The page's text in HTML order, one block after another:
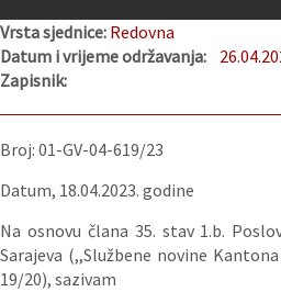
Vrsta sjednice: Redovna
Datum i vrijeme održavanja:
Zapisnik:
Broj: 01-GV-04-619/23
Datum, 18.04.2023. godine
Na osnovu člana 35. stav 1.b.
Sarajeva (,,Službene novine
19/20), sazivam